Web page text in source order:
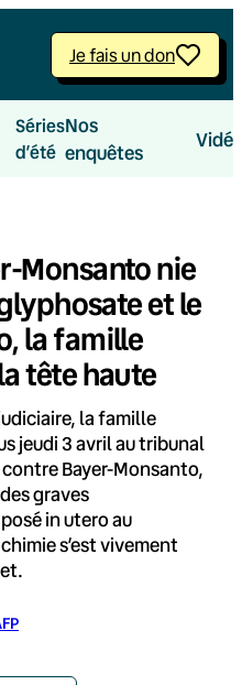
Je fais un don
Séries
d’été
Nos
enquêtes
Monsanto nie
et le
la famille
tête haute
la famille
jeudi 3 avril au tribunal
Bayer-Monsanto,
graves
in utero au
s’est vivement